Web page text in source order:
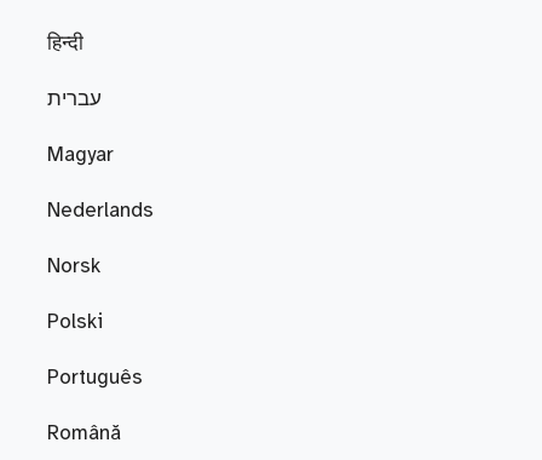
हिन्दी
עברית
Magyar
Nederlands
Norsk
Polski
Português
Română